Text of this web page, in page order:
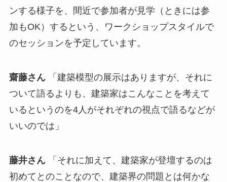
ンする様子を、間近で参加者が見学（ときには参
加もOK）するという、ワークショップスタイルで
のセッションを予定しています。
齋藤さん「建築模型の展示はありますが、それに
ついて語るよりも、建築家はこんなことを考えて
いるというのを4人がそれぞれの視点で語るなどが
いいのでは」
藤井さん「それに加えて、建築家が登壇するのは
初めてとのことなので、建築界の問題とは何かな